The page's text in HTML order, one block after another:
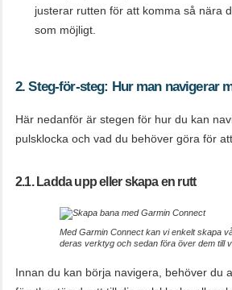
justerar rutten för att komma så nära
som möjligt.
2. Steg-för-steg: Hur man navigerar
Här nedanför är stegen för hur du kan
pulsklocka och vad du behöver göra för
2.1. Ladda upp eller skapa en rutt
Med Garmin Connect kan vi enkelt skapa
deras verktyg och sedan föra över dem till
Innan du kan börja navigera, behöver du